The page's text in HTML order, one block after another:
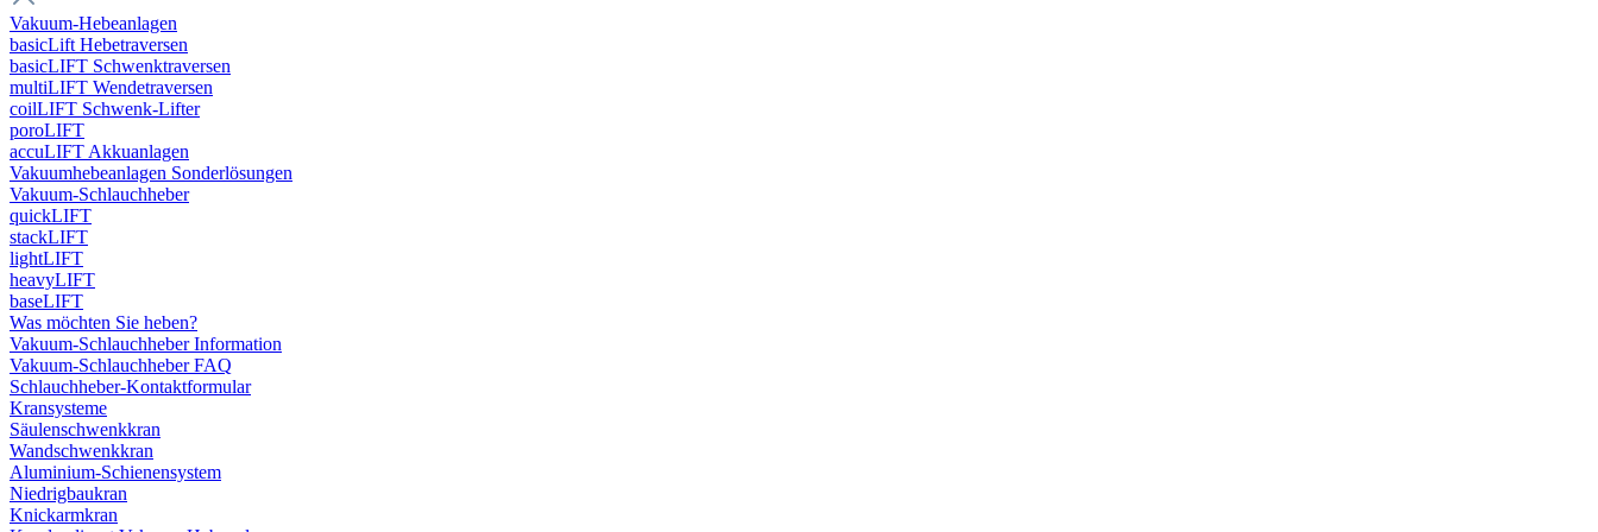
Vakuum-Hebeanlagen
basicLift Hebetraversen
basicLIFT Schwenktraversen
multiLIFT Wendetraversen
coilLIFT Schwenk-Lifter
poroLIFT
accuLIFT Akkuanlagen
Vakuumhebeanlagen Sonderlösungen
Vakuum-Schlauchheber
quickLIFT
stackLIFT
lightLIFT
heavyLIFT
baseLIFT
Was möchten Sie heben?
Vakuum-Schlauchheber Information
Vakuum-Schlauchheber FAQ
Schlauchheber-Kontaktformular
Kransysteme
Säulenschwenkkran
Wandschwenkkran
Aluminium-Schienensystem
Niedrigbaukran
Knickarmkran